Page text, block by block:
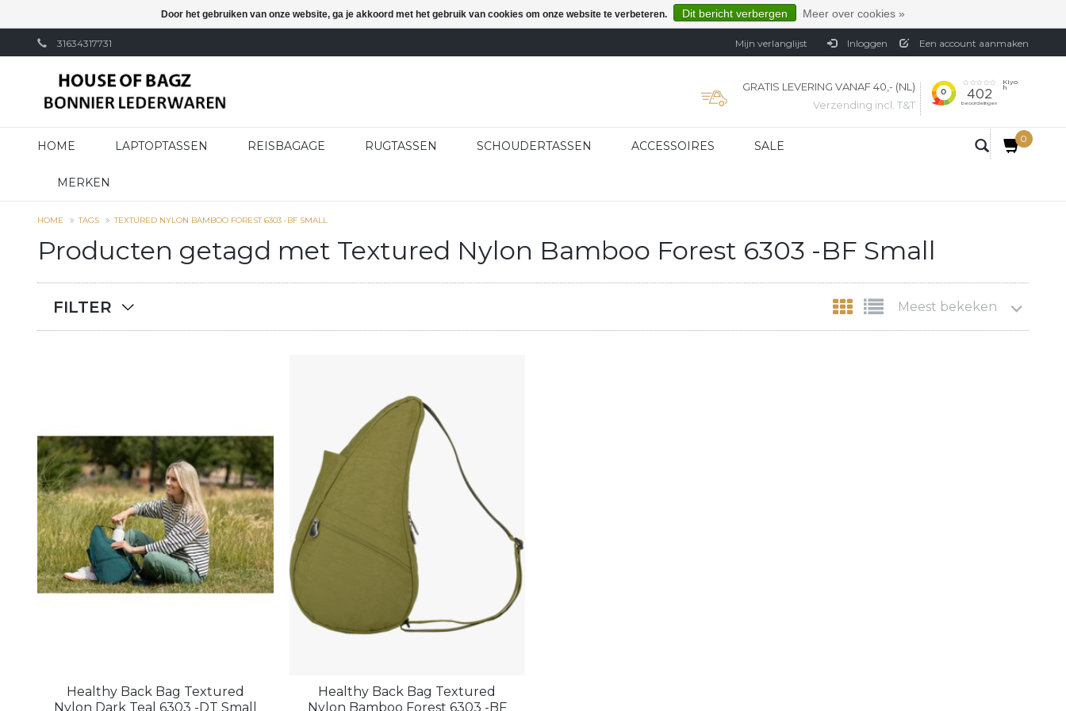
31634317731 Mijn verlanglijst Inloggen Een account aanmaken
GRATIS LEVERING VANAF 40,- (NL)
Verzending incl. T&T
HOME LAPTOPTASSEN REISBAGAGE RUGTASSEN SCHOUDERTASSEN ACCESSOIRES SALE
MERKEN
0
HOME TAGS TEXTURED NYLON BAMBOO FOREST 6303 -BF SMALL
Producten getagd met Textured Nylon Bamboo Forest 6303 -BF Small
FILTER Meest bekeken
Healthy Back Bag Textured
Nylon Dark Teal 6303 -DT Small
Healthy Back Bag Textured
Nylon Bamboo Forest 6303 -BF
Door het gebruiken van onze website, ga je akkoord met het gebruik van cookies om onze website te verbeteren. Dit bericht verbergen Meer over cookies »